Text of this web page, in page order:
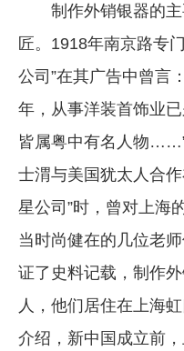
制作外销银器的主
匠。1918年南京路专
公司”在其广告中曾言
年，从事洋装首饰业
皆属粤中有名人物
士渭与美国犹太人合
星公司”时，曾对上海
当时尚健在的几位老
证了史料记载，制作
人，他们居住在上海
介绍，新中国成立前